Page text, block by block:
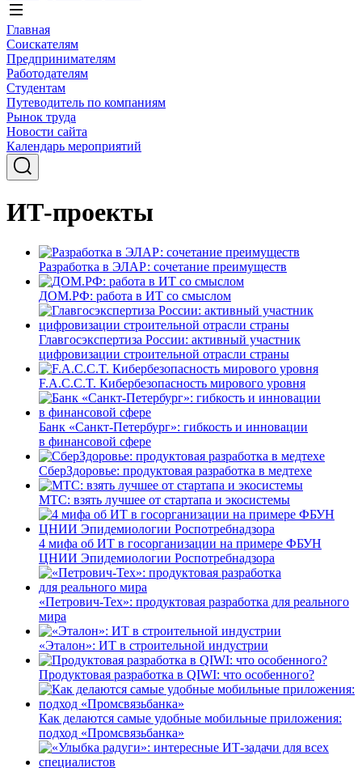
Главная
Соискателям
Предпринимателям
Работодателям
Студентам
Путеводитель по компаниям
Рынок труда
Новости сайта
Календарь мероприятий
ИТ-проекты
Разработка в ЭЛАР: сочетание преимуществ
ДОМ.РФ: работа в ИТ со смыслом
Главгосэкспертиза России: активный участник
цифровизации строительной отрасли страны
F.A.C.C.T. Кибербезопасность мирового уровня
Банк «Санкт-Петербург»: гибкость и инновации
в финансовой сфере
СберЗдоровье: продуктовая разработка в медтехе
МТС: взять лучшее от стартапа и экосистемы
4 мифа об ИТ в госорганизации на примере ФБУН
ЦНИИ Эпидемиологии Роспотребнадзора
«Петрович-Тех»: продуктовая разработка для реального
мира
«Эталон»: ИТ в строительной индустрии
Продуктовая разработка в QIWI: что особенного?
Как делаются самые удобные мобильные приложения:
подход «Промсвязьбанка»